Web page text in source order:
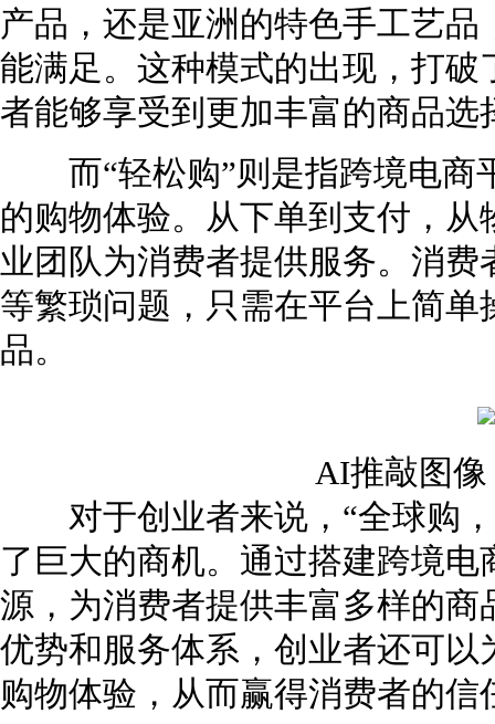
产品，还是亚洲的特色手工艺
能满足。这种模式的出现，打
者能够享受到更加丰富的商品选
而“轻松购”则是指跨境电商
的购物体验。从下单到支付，
业团队为消费者提供服务。消
等繁琐问题，只需在平台上简
品。
AI推敲图
对于创业者来说，“全球购，
了巨大的商机。通过搭建跨境
源，为消费者提供丰富多样的
优势和服务体系，创业者还可
购物体验，从而赢得消费者的信